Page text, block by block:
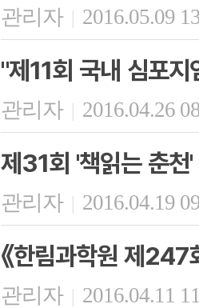
관리자 | 2016.05.09
"제11회 국내 심포지
관리자 | 2016.04.26
제31회 '책읽는 춘천
관리자 | 2016.04.19
《한림과학원 제247
관리자 | 2016.04.11